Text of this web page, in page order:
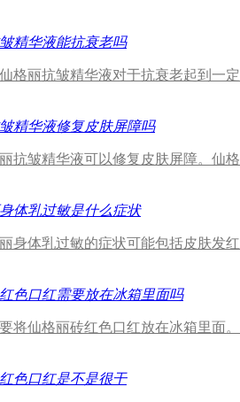
精华液能抗衰老吗
格丽抗皱精华液对于抗衰老起到一
精华液修复皮肤屏障吗
抗皱精华液可以修复皮肤屏障。仙
体乳过敏是什么症状
身体乳过敏的症状可能包括皮肤发
色口红需要放在冰箱里面吗
将仙格丽砖红色口红放在冰箱里面
色口红是不是很干